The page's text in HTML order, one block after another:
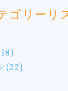
ゴリーリ
(22)